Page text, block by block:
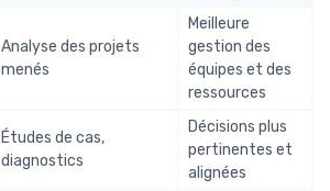
Analyse des projets
menés
Meilleure
gestion des
équipes et des
ressources
Études de cas,
diagnostics
Décisions plus
pertinentes et
alignées